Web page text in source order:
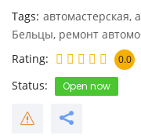
Tags автомастерская,
Бельцы, ремонт
Rating
0.0
Status Open now